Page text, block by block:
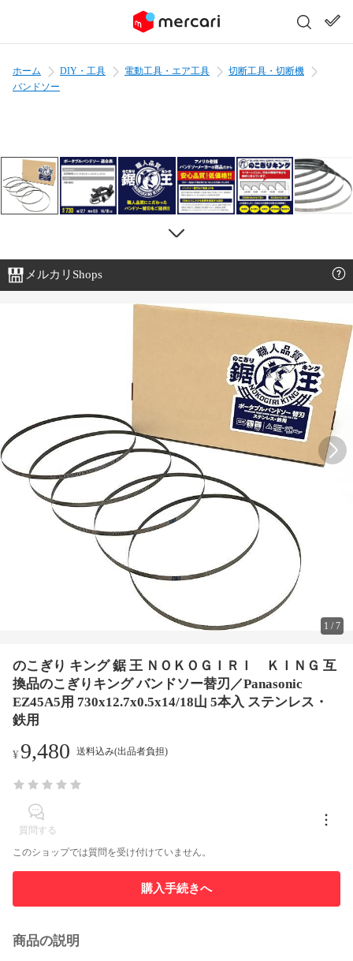
ホーム DIY・工具 電動工具・エア工具
切断工具・切断機
バンドソー
メルカリShops
1 /7
のこぎり キング 鋸 王 ＮＯＫＯＧＩＲＩ ＫＩＮＧ 互
換品のこぎりキング バンドソー替刃／Panasonic
EZ45A5用 730x12.7x0.5x14/18山 5本入 ステンレス・
鉄用
¥9,480 送料込み(出品者負担)
質問する
このショップでは質問を受け付けていません。
購入手続きへ
商品の説明